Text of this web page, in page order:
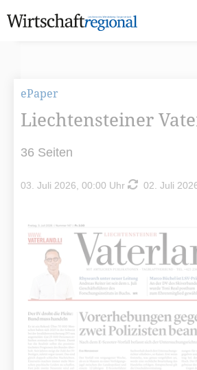
ePaper
Liechtensteiner
36 Seiten
03. Juli 2026, 00:00 Uhr 02. Juli